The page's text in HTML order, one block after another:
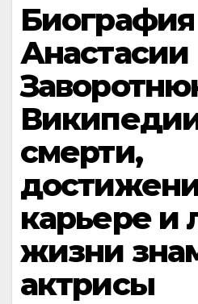
Биография
Анастасии
смерти,
карьере и
жизни
актрисы